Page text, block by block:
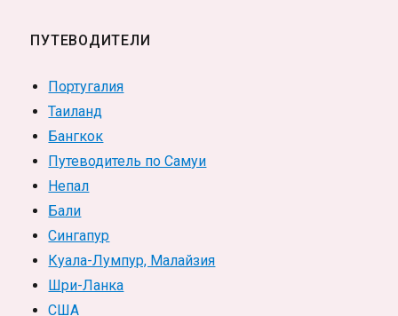
ПУТЕВОДИТЕЛИ
Португалия
Таиланд
Бангкок
Путеводитель по Самуи
Непал
Бали
Сингапур
Куала-Лумпур, Малайзия
Шри-Ланка
США